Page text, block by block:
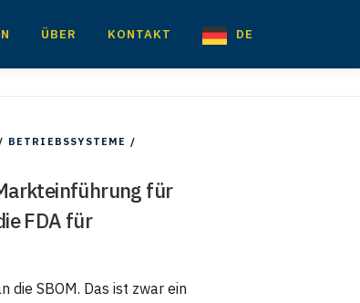
ÜBER KONTAKT DE
BETRIEBSSYSTEME /
für
FDA für
die SBOM. Das ist zwar ein